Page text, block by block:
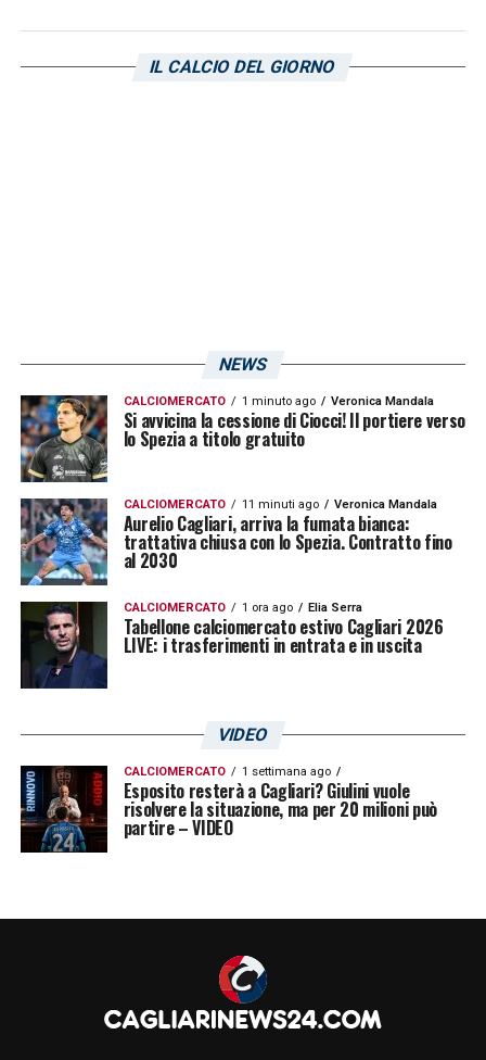
Dossena si è rilanciato a tal punto che
Intanto, però, i sardi si godono il proprio
difensore: poche (pochissime) sbavature per
il Dossena, giocatore a cui Ranieri ha
consegnato le chiavi della retroguardia
rossoblù.
LA PLAYLIST DELLE NOSTRE TOP NEWS
IL CALCIO DEL GIORNO
NEWS
CALCIOMERCATO 1 minuto ago Veronica Mandala
Si avvicina la cessione di Ciocci! Il portiere verso
lo Spezia a titolo gratuito
CALCIOMERCATO 11 minuti ago Veronica Mandala
Aurelio Cagliari, arriva la fumata bianca:
trattativa chiusa con lo Spezia. Contratto fino
al 2030
CALCIOMERCATO 1 ora ago Elia Serra
Tabellone calciomercato estivo Cagliari 2026
LIVE: i trasferimenti in entrata e in uscita
VIDEO
CALCIOMERCATO 1 settimana ago
Esposito resterà a Cagliari? Giulini vuole
risolvere la situazione, ma per 20 milioni può
partire – VIDEO